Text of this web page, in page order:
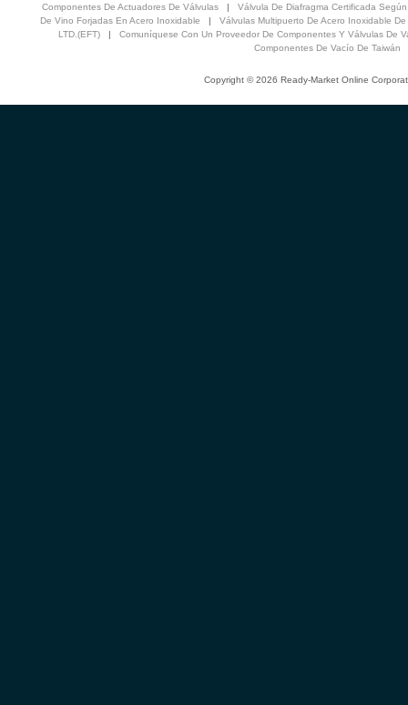
Componentes De Actuadores De Válvulas |Válvula De Diafragma Certificada
De Vino Forjadas En Acero Inoxidable | Válvulas Multipuerto De Acero Inoxidable De
LTD.(EFT) | Comuníquese Con Un Proveedor De Componentes Y Válvulas De
Componentes De Vacío De Taiwán
Copyright © 2026 Ready-Market Online